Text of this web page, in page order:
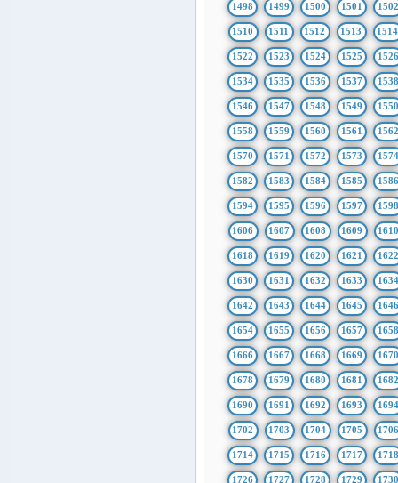
1498 1499 1500 1501 1502
1510 1511 1512 1513 1514
1522 1523 1524 1525 1526
1534 1535 1536 1537 1538
1546 1547 1548 1549 1550
1558 1559 1560 1561 1562
1570 1571 1572 1573 1574
1582 1583 1584 1585 1586
1594 1595 1596 1597 1598
1606 1607 1608 1609
1618 1619 1620 1621 1622
1630 1631 1632 1633 1634
1642 1643 1644 1645 1646
1654 1655 1656 1657 1658
1666 1667 1668 1669 1670
1678 1679 1680 1681 1682
1690 1691 1692 1693 1694
1702 1703 1704 1705
1714 1715 1716 1717 1718
1726 1727 1728 1729 1730